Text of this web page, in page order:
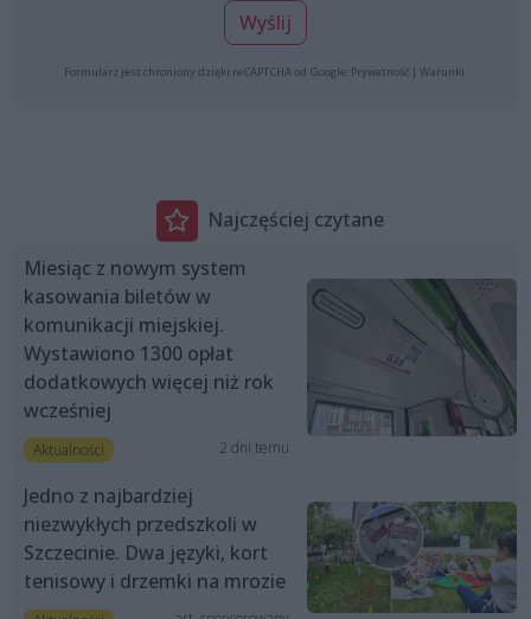
Wyślij
Formularz jest chroniony dzięki reCAPTCHA od Google: Prywatność | Warunki
Najczęściej czytane
Miesiąc z nowym system
kasowania biletów w
komunikacji miejskiej.
Wystawiono 1300 opłat
dodatkowych więcej niż rok
wcześniej
Aktualności 2 dni temu
Jedno z najbardziej
niezwykłych przedszkoli w
Szczecinie. Dwa języki, kort
tenisowy i drzemki na mrozie